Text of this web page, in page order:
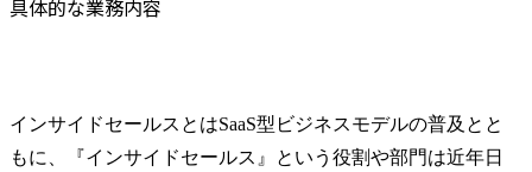
具体的な業務内容
インサイドセールスとはSaaS型ビジネスモデルの普及とと
もに、『インサイドセールス』という役割や部門は近年日